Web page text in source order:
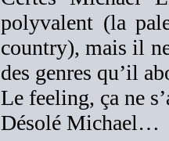
polyvalent (la
country), mais il
des genres qu’il
Le feeling, ça ne
Désolé Michael…